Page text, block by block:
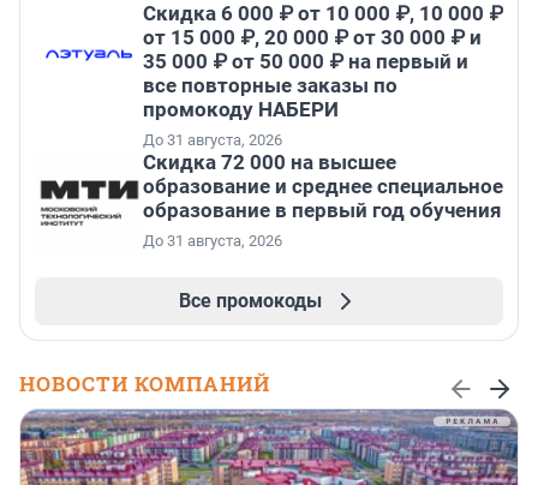
Скидка 6 000 ₽ от 10 000 ₽, 10 000 ₽
от 15 000 ₽, 20 000 ₽ от 30 000 ₽ и
35 000 ₽ от 50 000 ₽ на первый и
все повторные заказы по
промокоду НАБЕРИ
До 31 августа, 2026
Скидка 72 000 на высшее
образование и среднее специальное
образование в первый год обучения
До 31 августа, 2026
Все промокоды
НОВОСТИ КОМПАНИЙ